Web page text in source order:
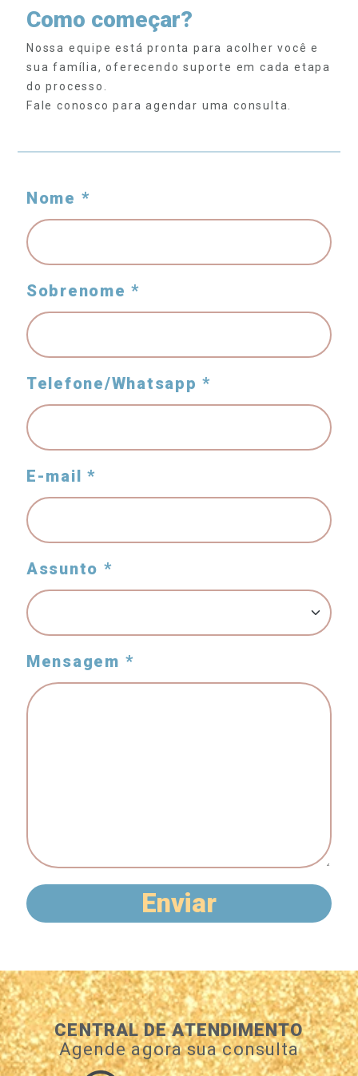
Como começar?
Nossa equipe está pronta para acolher você e
sua família, oferecendo suporte em cada etapa
do processo.
Fale conosco para agendar uma consulta.
Nome *
Sobrenome *
Telefone/Whatsapp *
E-mail *
Assunto *
Mensagem *
Enviar
CENTRAL DE ATENDIMENTO
Agende agora sua consulta